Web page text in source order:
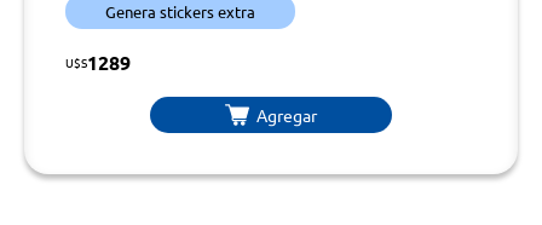
Genera stickers extra
U$S1289
Agregar